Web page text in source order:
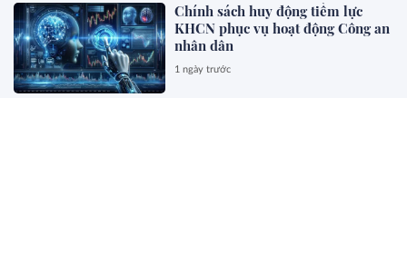
Chính sách huy động tiềm lực
KHCN phục vụ hoạt động Công an
nhân dân
1 ngày trước